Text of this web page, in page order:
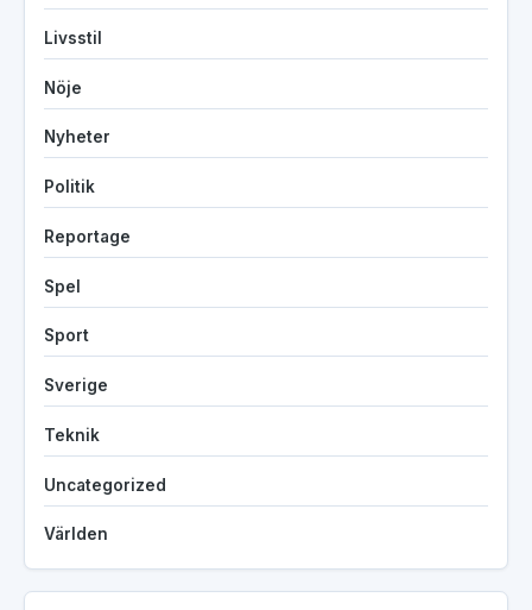
Livsstil
Nöje
Nyheter
Politik
Reportage
Spel
Sport
Sverige
Teknik
Uncategorized
Världen